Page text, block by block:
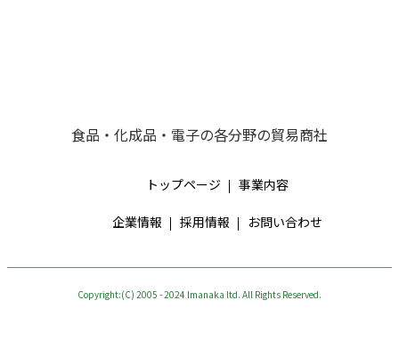
食品・化成品・電子の各分野の貿易商社
トップページ 事業内容
企業情報 採用情報 お問い合わせ
Copyright:(C) 2005 - 2024 Imanaka ltd. All Rights Reserved.